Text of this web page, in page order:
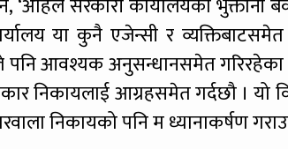
सरकारी कार्यालयको भुक्तानी
या कुनै एजेन्सी र व्यक्तिबाटसमेत
आवश्यक अनुसन्धानसमेत गरिरहेका
निकायलाई आग्रहसमेत गर्दछौ । यो
निकायको पनि म ध्यानाकर्षण